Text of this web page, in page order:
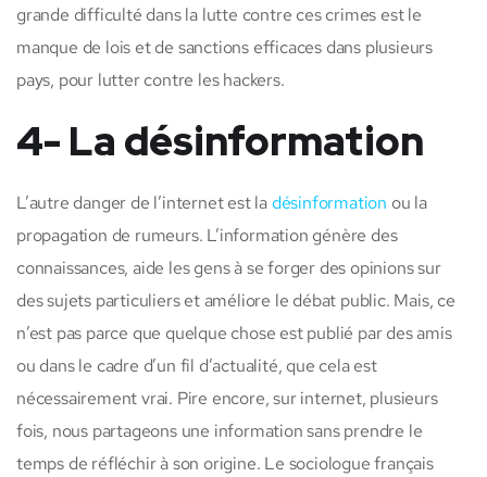
grande difficulté dans la lutte contre ces crimes est le
manque de lois et de sanctions efficaces dans plusieurs
pays, pour lutter contre les hackers.
4- La désinformation
L’autre danger de l’internet est ladésinformation ou la
propagation de rumeurs. L’information génère des
connaissances, aide les gens à se forger des opinions sur
des sujets particuliers et améliore le débat public. Mais, ce
n’est pas parce que quelque chose est publié par des amis
ou dans le cadre d’un fil d’actualité, que cela est
nécessairement vrai. Pire encore, sur internet, plusieurs
fois, nous partageons une information sans prendre le
temps de réfléchir à son origine. Le sociologue français